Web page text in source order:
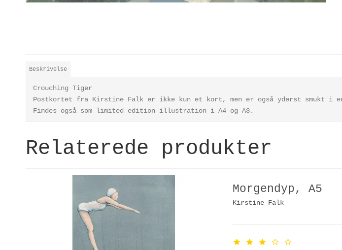
Beskrivelse
Crouching Tiger
Postkortet fra Kirstine Falk er ikke kun et kort, men er også yderst smukt i en
Findes også som limited edition illustration i A4 og A3.
Relaterede produkter
Morgendyp, A5
Kirstine Falk